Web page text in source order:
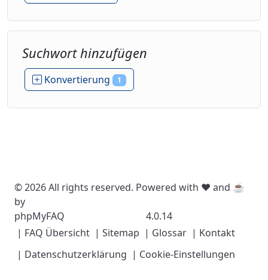
Suchwort hinzufügen
Konvertierung 1
© 2026 All rights reserved. Powered with ❤️ and ☕️
by
phpMyFAQ
4.0.14
| FAQ Übersicht | Sitemap | Glossar | Kontakt
| Datenschutzerklärung | Cookie-Einstellungen